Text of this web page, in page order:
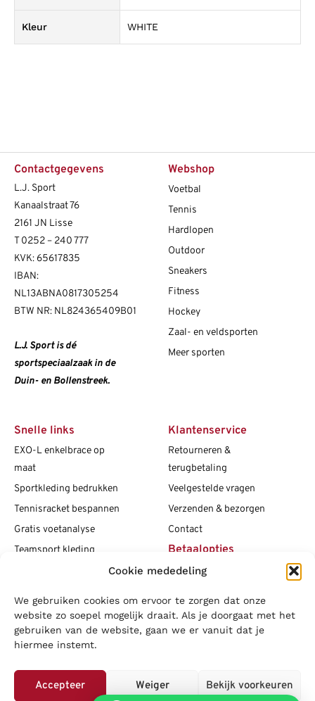
Cookie mededeling
We gebruiken cookies om ervoor te zorgen dat onze
website zo soepel mogelijk draait. Als je doorgaat met het
gebruiken van de website, gaan we er vanuit dat je
hiermee instemt.
Accepteer Weiger Bekijk voorkeuren
Kleur WHITE
Contactgegevens
L.J. Sport
Kanaalstraat 76
2161 JN Lisse
T0252 – 240 777
KVK: 65617835
IBAN:
NL13ABNA0817305254
BTW NR: NL824365409B01
L.J. Sport is dé
sportspeciaalzaak in de
Duin- en Bollenstreek.
Webshop
Voetbal
Tennis
Hardlopen
Outdoor
Sneakers
Fitness
Hockey
Zaal- en veldsporten
Meer sporten
Snelle links
EXO-L enkelbrace op
maat
Sportkleding bedrukken
Tennisracket bespannen
Gratis voetanalyse
Teamsport kleding
Vacatures
Blogs
Klantenservice
Retourneren &
terugbetaling
Veelgestelde vragen
Verzenden & bezorgen
Contact
Betaalopties
Social media